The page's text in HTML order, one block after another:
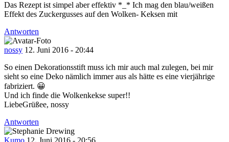
Das Rezept ist simpel aber effektiv *_* Ich mag den blau/weißen
Effekt des Zuckergusses auf den Wolken- Keksen mit
Antworten
nossy 12. Juni 2016 - 20:44
So einen Dekorationsstift muss ich mir auch mal zulegen, bei mir
sieht so eine Deko nämlich immer aus als hätte es eine vierjährige
fabriziert. 😀
Und ich finde die Wolkenkekse super!!
LiebeGrüßee, nossy
Antworten